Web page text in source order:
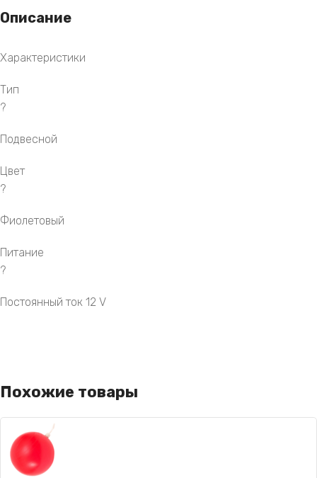
Описание
Характеристики
Тип
?
Подвесной
Цвет
?
Фиолетовый
Питание
?
Постоянный ток 12 V
Похожие товары